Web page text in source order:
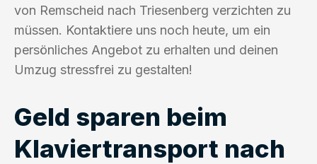
von Remscheid nach Triesenberg verzichten zu
müssen. Kontaktiere uns noch heute, um ein
persönliches Angebot zu erhalten und deinen
Umzug stressfrei zu gestalten!
Geld sparen beim
Klaviertransport nach